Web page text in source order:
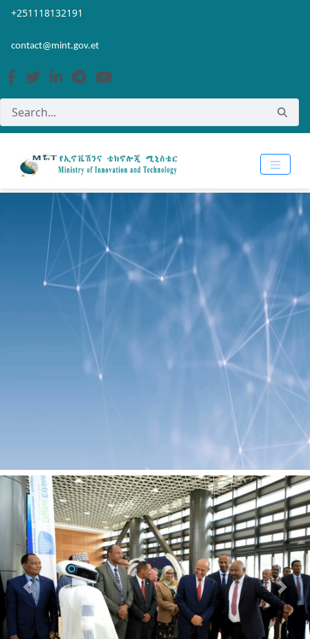
Skip to Main Content
Open Accessibility Menu
+251118132191
contact@mint.gov.et
Previous Next